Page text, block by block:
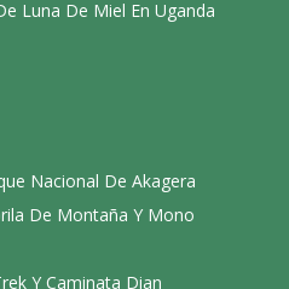
Luna De Miel En Uganda
Nacional De Akagera
De Montaña Y Mono
Y Caminata Dian